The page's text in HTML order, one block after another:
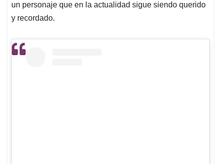
un personaje que en la actualidad sigue siendo querido
y recordado.